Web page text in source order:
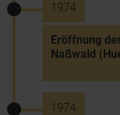
1974
Eröffnung
Naßwald
1974